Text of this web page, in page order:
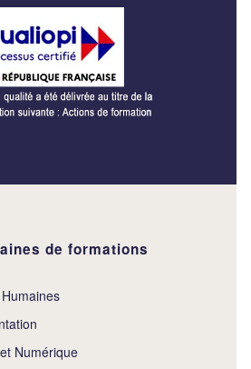
de formations
Numérique